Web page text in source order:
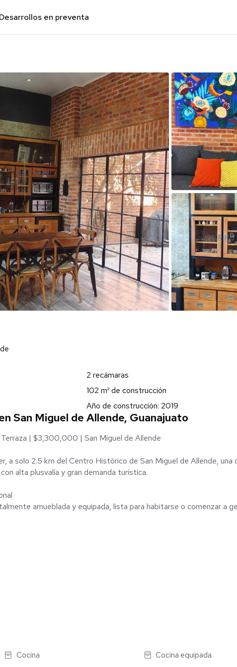
Desarrollos en preventa
2 recámaras
102 m² de construcción
Año de construcción: 2019
San Miguel de Allende, Guanajuato
| $3,300,000 | San Miguel de Allende
a solo 2.5 km del Centro Histórico de San Miguel de Allende, una
alta plusvalía y gran demanda turística.
amueblada y equipada, lista para habitarse o comenzar a
Cocina Cocina equipada